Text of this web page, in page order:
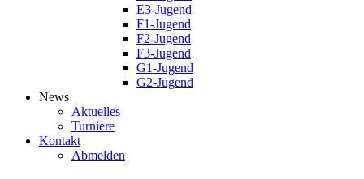
E3-Jugend
F1-Jugend
F2-Jugend
F3-Jugend
G1-Jugend
G2-Jugend
News
Aktuelles
Turniere
Kontakt
Abmelden